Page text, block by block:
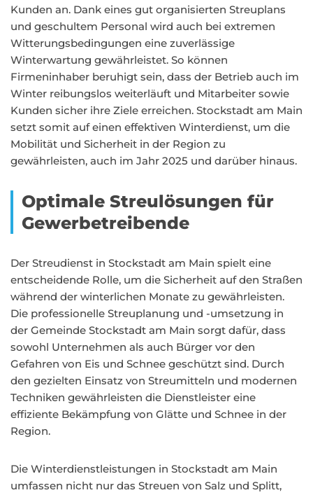
Kunden an. Dank eines gut organisierten Streuplans
und geschultem Personal wird auch bei extremen
Witterungsbedingungen eine zuverlässige
Winterwartung gewährleistet. So können
Firmeninhaber beruhigt sein, dass der Betrieb auch im
Winter reibungslos weiterläuft und Mitarbeiter sowie
Kunden sicher ihre Ziele erreichen. Stockstadt am Main
setzt somit auf einen effektiven Winterdienst, um die
Mobilität und Sicherheit in der Region zu
gewährleisten, auch im Jahr 2025 und darüber hinaus.
Optimale Streulösungen für
Gewerbetreibende
Der Streudienst in Stockstadt am Main spielt eine
entscheidende Rolle, um die Sicherheit auf den Straßen
während der winterlichen Monate zu gewährleisten.
Die professionelle Streuplanung und -umsetzung in
der Gemeinde Stockstadt am Main sorgt dafür, dass
sowohl Unternehmen als auch Bürger vor den
Gefahren von Eis und Schnee geschützt sind. Durch
den gezielten Einsatz von Streumitteln und modernen
Techniken gewährleisten die Dienstleister eine
effiziente Bekämpfung von Glätte und Schnee in der
Region.
Die Winterdienstleistungen in Stockstadt am Main
umfassen nicht nur das Streuen von Salz und Splitt,